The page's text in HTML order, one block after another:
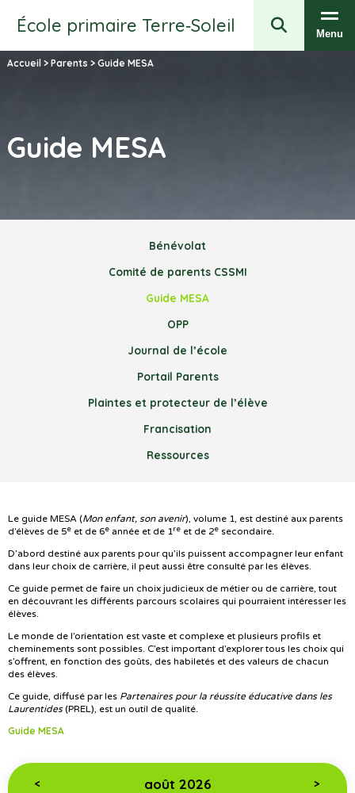
École primaire Terre‑Soleil Menu
Accueil> Parents > Guide MESA
Guide MESA
Bénévolat
Comité de parents CSSMI
Guide MESA
OPP
Journal de l’école
Portail Parents
Plaintes et protecteur de l’élève
Francisation
Ressources
Le guide MESA (Mon enfant, son avenir), volume 1, est destiné aux parents
d’élèves de 5e et de 6e année et de 1re et de 2e secondaire.
D’abord destiné aux parents pour qu’ils puissent accompagner leur enfant
dans leur choix de carrière, il peut aussi être consulté par les élèves.
Ce guide permet de faire un choix judicieux de métier ou de carrière, tout
en découvrant les différents parcours scolaires qui pourraient intéresser les
élèves.
Le monde de l’orientation est vaste et complexe et plusieurs profils et
cheminements sont possibles. C’est important d’explorer tous les choix qui
s’offrent, en fonction des goûts, des habiletés et des valeurs de chacun
des élèves.
Ce guide, diffusé par les Partenaires pour la réussite éducative dans les
Laurentides(PREL), est un outil de qualité.
Guide MESA
< août 2026 >